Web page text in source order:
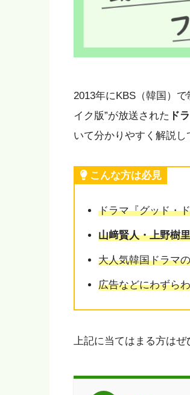
2013年にKBS（韓国）
イク版”が放送された ド
いて分かりやすく解説し
こんな方は必見
ドラマ『グッド・
山﨑賢人・上野樹里
大人気韓国ドラマ
広告などにわずら
上記に当てはまる方は